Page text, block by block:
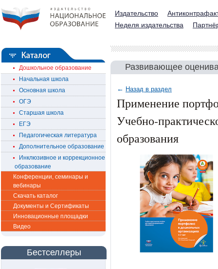
Издательство
Неделя издательства
Дошкольное образование
Начальная школа
Основная школа
ОГЭ
Старшая школа
ЕГЭ
Педагогическая литература
Дополнительное образование
Инклюзивное и коррекционное
образование
Конференции, семинары и
вебинары
Скачать каталог
Документы и Сертификаты
Инновационные площадки
Видео
Бестселлеры
Развивающее
← Назад в раздел
Применение
Учебно-
образования